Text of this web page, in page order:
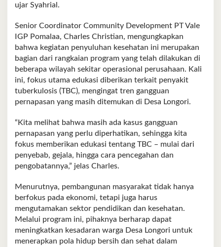
ujar Syahrial.
Senior Coordinator Community Development PT Vale
IGP Pomalaa, Charles Christian, mengungkapkan
bahwa kegiatan penyuluhan kesehatan ini merupakan
bagian dari rangkaian program yang telah dilakukan di
beberapa wilayah sekitar operasional perusahaan. Kali
ini, fokus utama edukasi diberikan terkait penyakit
tuberkulosis (TBC), mengingat tren gangguan
pernapasan yang masih ditemukan di Desa Longori.
“Kita melihat bahwa masih ada kasus gangguan
pernapasan yang perlu diperhatikan, sehingga kita
fokus memberikan edukasi tentang TBC – mulai dari
penyebab, gejala, hingga cara pencegahan dan
pengobatannya,” jelas Charles.
Menurutnya, pembangunan masyarakat tidak hanya
berfokus pada ekonomi, tetapi juga harus
mengutamakan sektor pendidikan dan kesehatan.
Melalui program ini, pihaknya berharap dapat
meningkatkan kesadaran warga Desa Longori untuk
menerapkan pola hidup bersih dan sehat dalam